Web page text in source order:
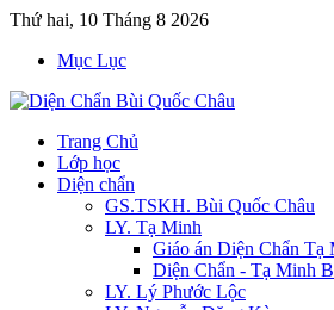
Thứ hai, 10 Tháng 8 2026
Mục Lục
Trang Chủ
Lớp học
Diện chẩn
GS.TSKH. Bùi Quốc Châu
LY. Tạ Minh
Giáo án Diện Chẩn Tạ
Diện Chẩn - Tạ Minh
LY. Lý Phước Lộc